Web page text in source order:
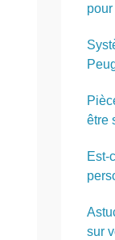
être
Est-
sur